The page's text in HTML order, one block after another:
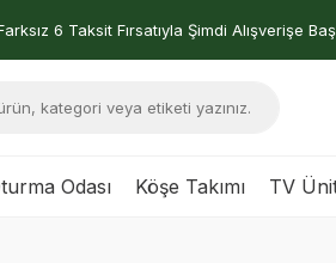
6 Taksit Fırsatıyla Şimdi Alışverişe
Odası Köşe Takımı TV